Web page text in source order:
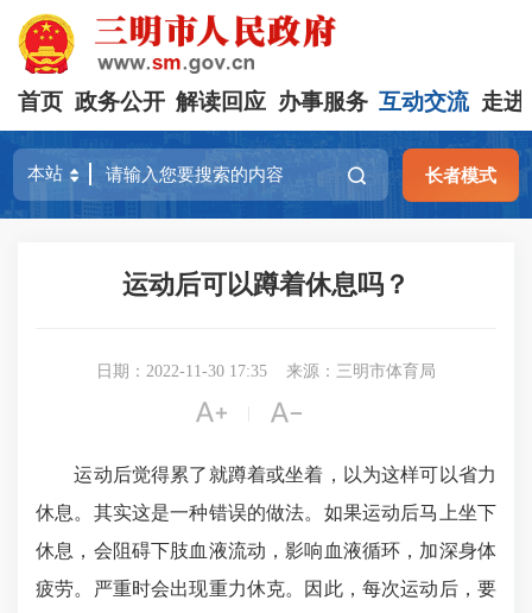
首页 政务公开 解读回应 办事服务 互动交流 走进
长者模式
运动后可以蹲着休息吗？
日期：2022-11-30 17:35 来源：三明市体育局
 
运动后觉得累了就蹲着或坐着，以为这样可以省力
休息。其实这是一种错误的做法。如果运动后马上坐下
休息，会阻碍下肢血液流动，影响血液循环，加深身体
疲劳。严重时会出现重力休克。因此，每次运动后，要